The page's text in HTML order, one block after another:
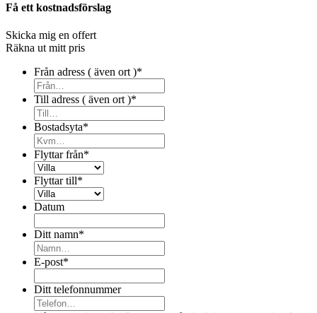
Få ett kostnadsförslag
Skicka mig en offert
Räkna ut mitt pris
Från adress ( även ort )*
Till adress ( även ort )*
Bostadsyta*
Flyttar från*
Flyttar till*
Datum
Ditt namn*
E-post*
Ditt telefonnummer